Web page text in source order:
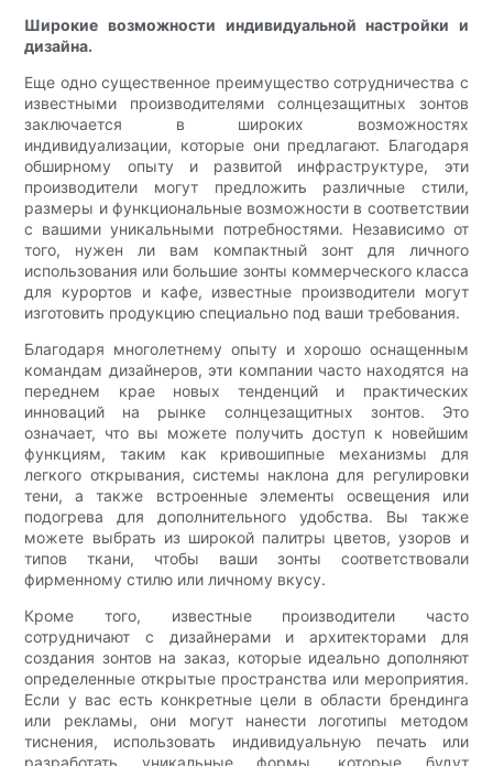
Широкие возможности индивидуальной настройки и
дизайна.
Еще одно существенное преимущество сотрудничества с
известными производителями солнцезащитных зонтов
заключается в широких возможностях
индивидуализации, которые они предлагают. Благодаря
обширному опыту и развитой инфраструктуре, эти
производители могут предложить различные стили,
размеры и функциональные возможности в соответствии
с вашими уникальными потребностями. Независимо от
того, нужен ли вам компактный зонт для личного
использования или большие зонты коммерческого класса
для курортов и кафе, известные производители могут
изготовить продукцию специально под ваши требования.
Благодаря многолетнему опыту и хорошо оснащенным
командам дизайнеров, эти компании часто находятся на
переднем крае новых тенденций и практических
инноваций на рынке солнцезащитных зонтов. Это
означает, что вы можете получить доступ к новейшим
функциям, таким как кривошипные механизмы для
легкого открывания, системы наклона для регулировки
тени, а также встроенные элементы освещения или
подогрева для дополнительного удобства. Вы также
можете выбрать из широкой палитры цветов, узоров и
типов ткани, чтобы ваши зонты соответствовали
фирменному стилю или личному вкусу.
Кроме того, известные производители часто
сотрудничают с дизайнерами и архитекторами для
создания зонтов на заказ, которые идеально дополняют
определенные открытые пространства или мероприятия.
Если у вас есть конкретные цели в области брендинга
или рекламы, они могут нанести логотипы методом
тиснения, использовать индивидуальную печать или